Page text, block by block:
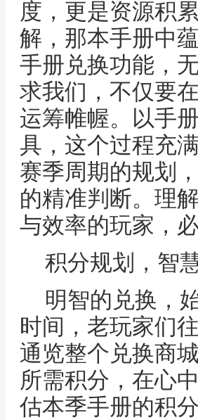
度，更是资源积
解，那本手册中
手册兑换功能，
求我们，不仅要
运筹帷幄。以手
具，这个过程充
赛季周期的规划
的精准判断。理
与效率的玩家，
积分规划，智
明智的兑换，
时间，老玩家们
通览整个兑换商
所需积分，在心
估本季手册的积